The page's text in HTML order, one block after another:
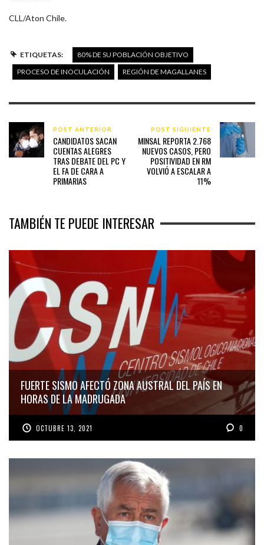
CLL/Aton Chile.
ETIQUETAS:
80% DE SU POBLACIÓN OBJETIVO
PROCESO DE INOCULACIÓN
REGIÓN DE MAGALLANES
POST ANTERIOR
CANDIDATOS SACAN
CUENTAS ALEGRES
TRAS DEBATE DEL PC Y
EL FA DE CARA A
PRIMARIAS
POST SIGUIENTE
MINSAL REPORTA 2.768
NUEVOS CASOS, PERO
POSITIVIDAD EN RM
VOLVIÓ A ESCALAR A
11%
TAMBIÉN TE PUEDE INTERESAR
FUERTE SISMO AFECTÓ ZONA AUSTRAL DEL PAÍS EN
HORAS DE LA MADRUGADA
OCTUBRE 13, 2021 0